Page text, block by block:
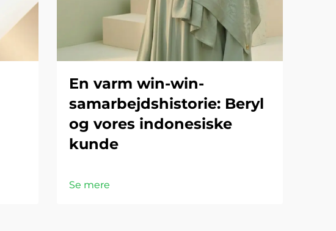
En varm win-win-
samarbejdshistorie: Beryl
og vores indonesiske
kunde
Se mere